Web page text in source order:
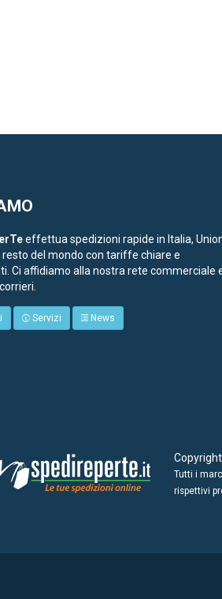
effettua spedizioni rapide in Italia,
resto del mondo con tariffe chiare e
Ci affidiamo alla nostra rete commerciale
Servizi News
Tutti i
rispettivi